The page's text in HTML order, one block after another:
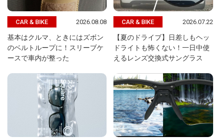
CAR & BIKE 2026.08.08
基本はクルマ、ときにはズボン
のベルトループに！スリーブケ
ースで車内が整った
CAR & BIKE 2026.07.22
【夏のドライブ】日差しもヘッ
ドライトも怖くない！一日中使
えるレンズ交換式サングラス